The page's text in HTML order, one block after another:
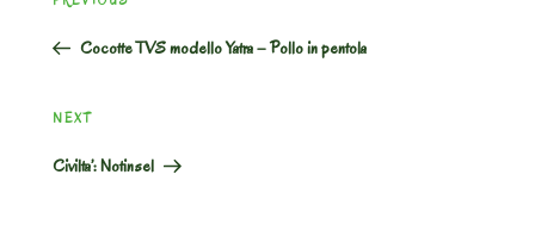
navigation
Cocotte TVS modello Yatra – Pollo in pentola
Next
NEXT
Civilta’: Notinsel